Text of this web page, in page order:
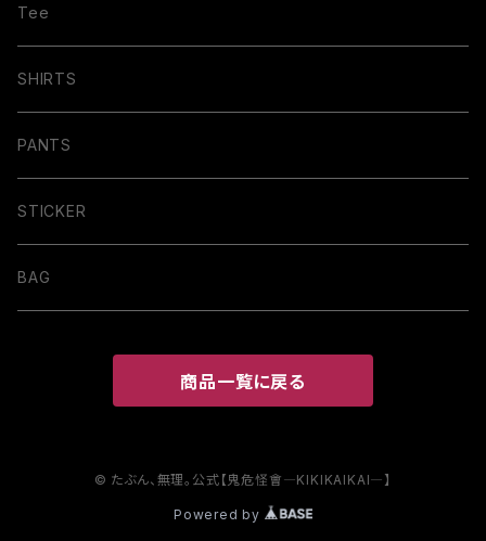
Tee
SHIRTS
PANTS
STICKER
BAG
商品一覧に戻る
© たぶん、無理。公式【鬼危怪會―KIKIKAIKAI―】
Powered by